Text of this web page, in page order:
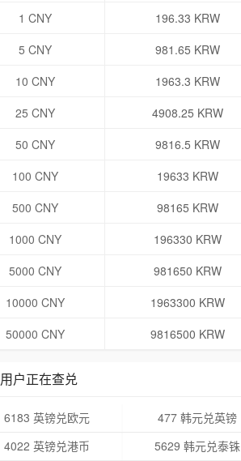
1 CNY
196.33 KRW
5 CNY
981.65 KRW
10 CNY
1963.3 KRW
25 CNY
4908.25 KRW
50 CNY
9816.5 KRW
100 CNY
19633 KRW
500 CNY
98165 KRW
1000 CNY
196330 KRW
5000 CNY
981650 KRW
10000 CNY
1963300 KRW
50000 CNY
9816500 KRW
用户正在查兑
6183 英镑兑欧元 477 韩元兑英镑
4022 英镑兑港币
5629 韩元兑泰铢